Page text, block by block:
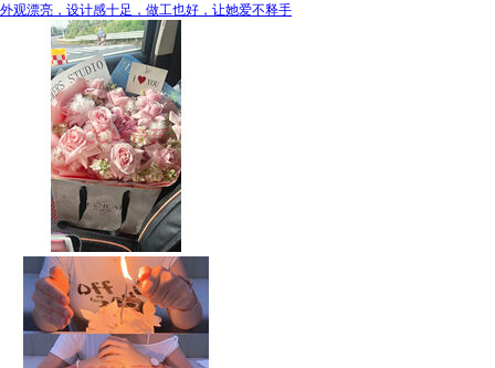
外观漂亮，设计感十足，做工也好，让她爱不释手